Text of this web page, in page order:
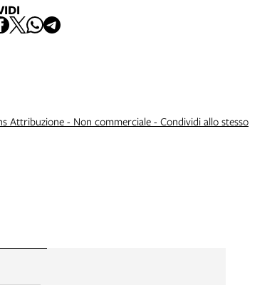
Attribuzione - Non commerciale - Condividi allo stesso